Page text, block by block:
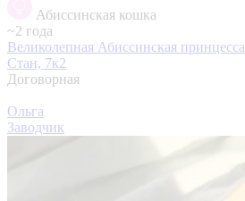
Абиссинская кошка
~2 года
Великолепная Абиссинская принцесса
Стан, 7к2
Договорная
Ольга
Заводчик